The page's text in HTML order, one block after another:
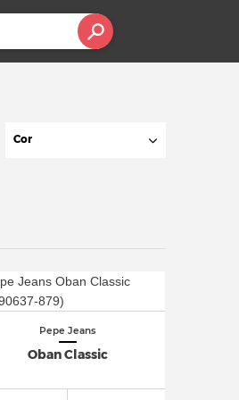
Cor
Pepe Jeans
Oban Classic